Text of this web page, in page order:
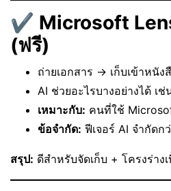
✔ Microsoft
(ฟรี)
ถ่ายเอกสาร → เก็บเข้าหนั
AI ช่วยอะไรบางอย่างได้ เ
เหมาะกับ: คนที่ใช้
ข้อจำกัด: ฟีเจอร์ AI จำกัดก
สรุป: ดีสำหรับจัดเก็บ + โครงร่าง